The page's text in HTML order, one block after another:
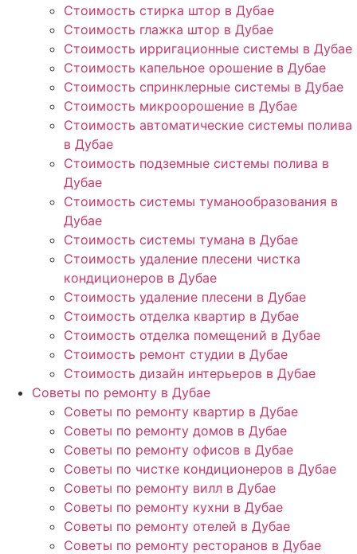
Стоимость стирка штор в Дубае
Стоимость глажка штор в Дубае
Стоимость ирригационные системы в Дубае
Стоимость капельное орошение в Дубае
Стоимость спринклерные системы в Дубае
Стоимость микроорошение в Дубае
Стоимость автоматические системы полива
в Дубае
Стоимость подземные системы полива в
Дубае
Стоимость системы туманообразования в
Дубае
Стоимость системы тумана в Дубае
Стоимость удаление плесени чистка
кондиционеров в Дубае
Стоимость удаление плесени в Дубае
Стоимость отделка квартир в Дубае
Стоимость отделка помещений в Дубае
Стоимость ремонт студии в Дубае
Стоимость дизайн интерьеров в Дубае
Советы по ремонту в Дубае
Советы по ремонту квартир в Дубае
Советы по ремонту домов в Дубае
Советы по ремонту офисов в Дубае
Советы по чистке кондиционеров в Дубае
Советы по ремонту вилл в Дубае
Советы по ремонту кухни в Дубае
Советы по ремонту отелей в Дубае
Советы по ремонту ресторанов в Дубае